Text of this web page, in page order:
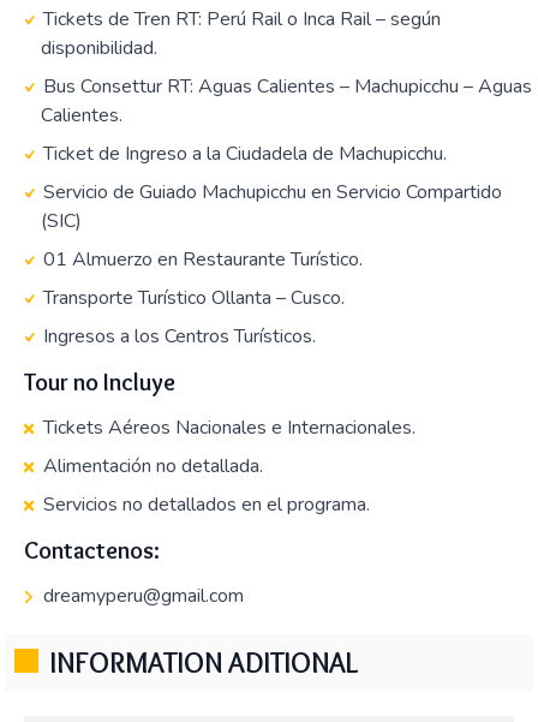
Tickets de Tren RT: Perú Rail o Inca Rail – según
disponibilidad.
Bus Consettur RT: Aguas Calientes – Machupicchu – Aguas
Calientes.
Ticket de Ingreso a la Ciudadela de Machupicchu.
Servicio de Guiado Machupicchu en Servicio Compartido
(SIC)
01 Almuerzo en Restaurante Turístico.
Transporte Turístico Ollanta – Cusco.
Ingresos a los Centros Turísticos.
Tour no Incluye
Tickets Aéreos Nacionales e Internacionales.
Alimentación no detallada.
Servicios no detallados en el programa.
Contactenos:
dreamyperu@gmail.com
INFORMATION ADITIONAL